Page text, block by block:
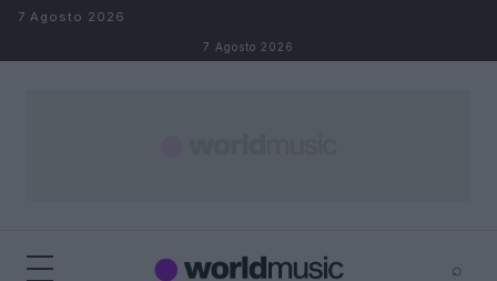
Salta al contenuto
7 Agosto 2026
7 Agosto 2026
⌕